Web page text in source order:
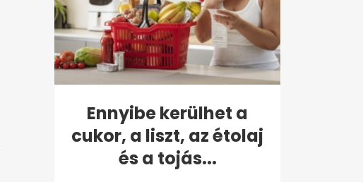
Ennyibe kerülhet a
cukor, a liszt, az étolaj
és a tojás...